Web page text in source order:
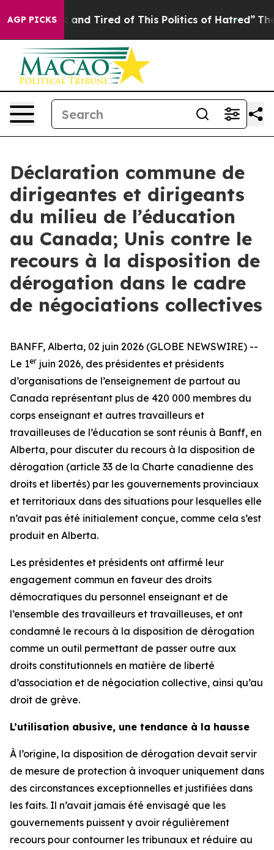
AGP PICKS
Sick and Tired of This Politics of Hatred” The Story
Déclaration commune de
dirigeantes et dirigeants
du milieu de l’éducation
au Canada; Unis contre le
recours à la disposition de
dérogation dans le cadre
de négociations collectives
BANFF, Alberta, 02 juin 2026 (GLOBE NEWSWIRE) --
Le 1er juin 2026, des présidentes et présidents
d’organisations de l’enseignement de partout au
Canada représentant plus de 420 000 membres du
corps enseignant et autres travailleurs et
travailleuses de l’éducation se sont réunis à Banff, en
Alberta, pour discuter du recours à la disposition de
dérogation (article 33 de la Charte canadienne des
droits et libertés) par les gouvernements provinciaux
et territoriaux dans des situations pour lesquelles elle
n’avait pas été initialement conçue, comme cela s’est
produit en Alberta.
Les présidentes et présidents ont affirmé leur
engagement commun en faveur des droits
démocratiques du personnel enseignant et de
l’ensemble des travailleurs et travailleuses, et ont
condamné le recours à la disposition de dérogation
comme un outil permettant de passer outre aux
droits constitutionnels en matière de liberté
d’association et de négociation collective, ainsi qu’au
droit de grève.
L’utilisation abusive, une tendance à la hausse
À l’origine, la disposition de dérogation devait servir
de mesure de protection à invoquer uniquement dans
des circonstances exceptionnelles et justifiées dans
les faits. Il n’avait jamais été envisagé que les
gouvernements puissent y avoir régulièrement
recours pour contourner les tribunaux et réduire au